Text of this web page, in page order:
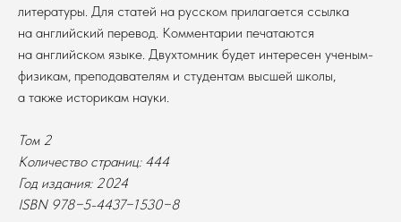
литературы. Для статей на русском прилагается ссылка
на английский перевод. Комментарии печатаются
на английском языке. Двухтомник будет интересен ученым-
физикам, преподавателям и студентам высшей школы,
а также историкам науки.
Том 2
Количество страниц: 444
Год издания: 2024
ISBN 978−5-4437−1530−8
Новосибирский государственный
университет
г. Новосибирск, ул. Пирогова, 3